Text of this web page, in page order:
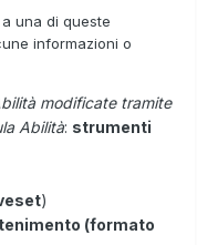
una di queste
informazioni o
modificate tramite
Abilità: strumenti
)
(formato